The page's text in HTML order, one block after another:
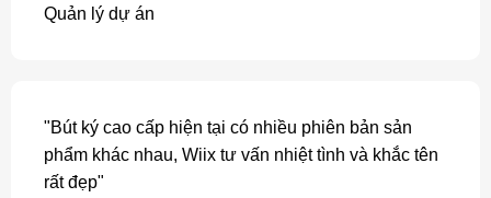
Quản lý dự án
"Bút ký cao cấp hiện tại có nhiều phiên bản sản
phẩm khác nhau, Wiix tư vấn nhiệt tình và khắc tên
rất đẹp"